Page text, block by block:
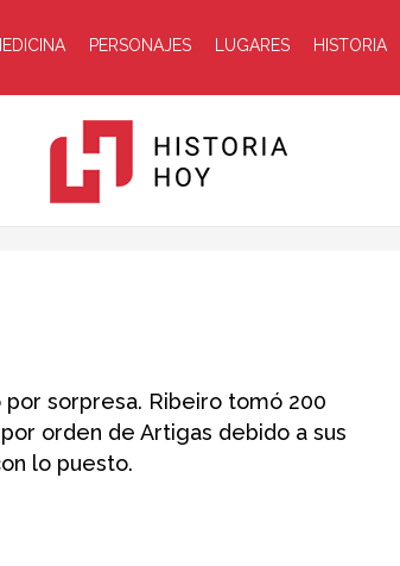
PERSONAJES LUGARES HISTORIA
sorpresa. Ribeiro tomó 200
orden de Artigas debido a sus
lo puesto.